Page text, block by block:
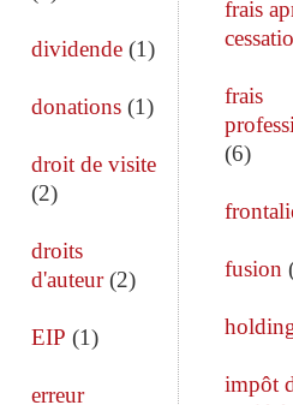
dividende(1)
donations(1)
droit de visite
(2)
droits
d'auteur(2)
EIP (1)
erreur
frais
frais
(6)
fusion
impôt